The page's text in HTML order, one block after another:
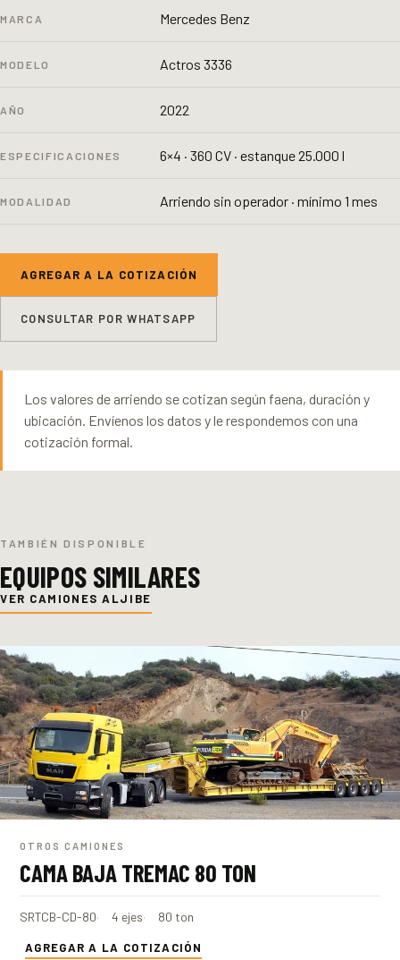
MARCA Mercedes Benz
MODELO Actros 3336
AÑO 2022
ESPECIFICACIONES 6×4 · 360 CV · estanque 25.000 l
MODALIDAD Arriendo sin operador · mínimo 1 mes
AGREGAR A LA COTIZACIÓN
CONSULTAR POR WHATSAPP
Los valores de arriendo se cotizan según faena, duración y
ubicación. Envíenos los datos y le respondemos con una
cotización formal.
TAMBIÉN DISPONIBLE
EQUIPOS SIMILARES
VER CAMIONES ALJIBE
OTROS CAMIONES
CAMA BAJA TREMAC 80 TON
SRTCB-CD-80 4 ejes 80 ton
AGREGAR A LA COTIZACIÓN